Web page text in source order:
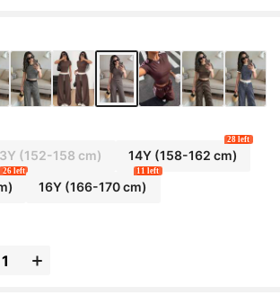
(152-158 cm) 14Y (158-162 cm)
28 left
26 left
16Y (166-170 cm)
11 left